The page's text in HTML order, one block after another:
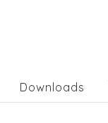
Downloads